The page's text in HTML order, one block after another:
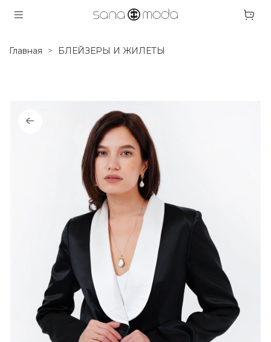
Главная БЛЕЙЗЕРЫ И ЖИЛЕТЫ